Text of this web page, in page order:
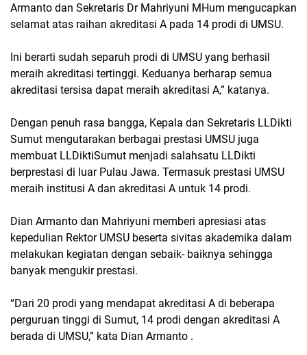
Armanto dan Sekretaris Dr Mahriyuni MHum mengucapkan
selamat atas raihan akreditasi A pada 14 prodi di UMSU.
Ini berarti sudah separuh prodi di UMSU yang berhasil
meraih akreditasi tertinggi. Keduanya berharap semua
akreditasi tersisa dapat meraih akreditasi A,” katanya.
Dengan penuh rasa bangga, Kepala dan Sekretaris LLDikti
Sumut mengutarakan berbagai prestasi UMSU juga
membuat LLDiktiSumut menjadi salahsatu LLDikti
berprestasi di luar Pulau Jawa. Termasuk prestasi UMSU
meraih institusi A dan akreditasi A untuk 14 prodi.
Dian Armanto dan Mahriyuni memberi apresiasi atas
kepedulian Rektor UMSU beserta sivitas akademika dalam
melakukan kegiatan dengan sebaik- baiknya sehingga
banyak mengukir prestasi.
“Dari 20 prodi yang mendapat akreditasi A di beberapa
perguruan tinggi di Sumut, 14 prodi dengan akreditasi A
berada di UMSU,” kata Dian Armanto .